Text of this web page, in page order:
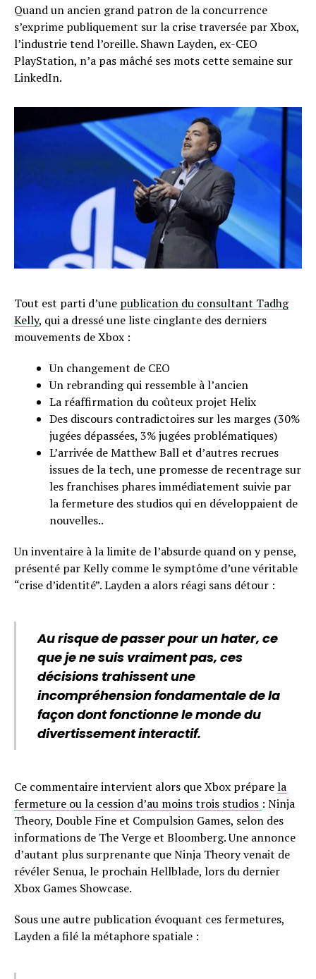
Quand un ancien grand patron de la concurrence
s’exprime publiquement sur la crise traversée par Xbox,
l’industrie tend l’oreille. Shawn Layden, ex-CEO
PlayStation, n’a pas mâché ses mots cette semaine sur
LinkedIn.
Tout est parti d’une publication du consultant Tadhg
Kelly, qui a dressé une liste cinglante des derniers
mouvements de Xbox :
Un changement de CEO
Un rebranding qui ressemble à l’ancien
La réaffirmation du coûteux projet Helix
Des discours contradictoires sur les marges (30%
jugées dépassées, 3% jugées problématiques)
L’arrivée de Matthew Ball et d’autres recrues
issues de la tech, une promesse de recentrage sur
les franchises phares immédiatement suivie par
la fermeture des studios qui en développaient de
nouvelles..
Un inventaire à la limite de l’absurde quand on y pense,
présenté par Kelly comme le symptôme d’une véritable
“crise d’identité”. Layden a alors réagi sans détour :
Au risque de passer pour un hater, ce
que je ne suis vraiment pas, ces
décisions trahissent une
incompréhension fondamentale de la
façon dont fonctionne le monde du
divertissement interactif.
Ce commentaire intervient alors que Xbox préparela
fermeture ou la cession d’au moins trois studios : Ninja
Theory, Double Fine et Compulsion Games, selon des
informations de The Verge et Bloomberg. Une annonce
d’autant plus surprenante que Ninja Theory venait de
révéler Senua, le prochain Hellblade, lors du dernier
Xbox Games Showcase.
Sous une autre publication évoquant ces fermetures,
Layden a filé la métaphore spatiale :